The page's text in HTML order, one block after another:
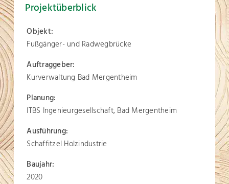
Projektüberblick
Objekt:
Fußgänger- und Radwegbrücke
Auftraggeber:
Kurverwaltung Bad Mergentheim
Planung:
ITBS Ingenieurgesellschaft, Bad Mergentheim
Ausführung:
Schaffitzel Holzindustrie
Baujahr:
2020